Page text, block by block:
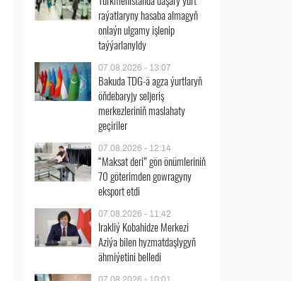
raýatlaryny hasaba almagyň
onlaýn ulgamy işlenip
taýýarlanyldy
07.08.2026 - 13:07
Bakuda TDG-ä agza ýurtlaryň
öňdebaryjy seljeriş
merkezleriniň maslahaty
geçiriler
07.08.2026 - 12:14
“Maksat deri” gön önümleriniň
70 göterimden gowragyny
eksport etdi
07.08.2026 - 11:42
Irakliý Kobahidze Merkezi
Aziýa bilen hyzmatdaşlygyň
ähmiýetini belledi